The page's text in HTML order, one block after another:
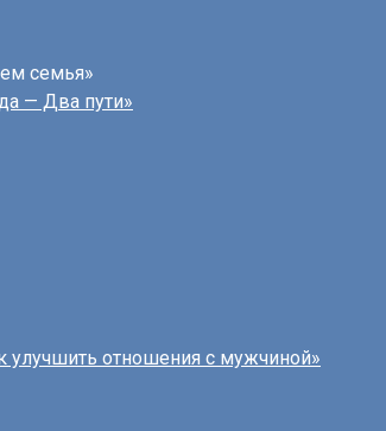
семья»
— Два пути»
улучшить отношения с мужчиной»